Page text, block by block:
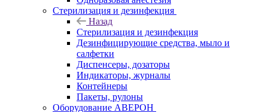
Стерилизация и дезинфекция
Назад
Стерилизация и дезинфекция
Дезинфицирующие средства, мыло и
салфетки
Диспенсеры, дозаторы
Индикаторы, журналы
Контейнеры
Пакеты, рулоны
Оборудование АВЕРОН